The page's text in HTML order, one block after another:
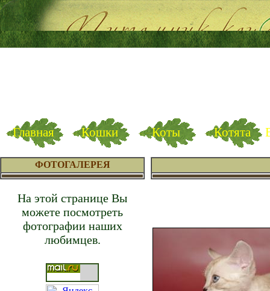
Главная Кошки Коты Котята
ФОТОГАЛЕРЕЯ
На этой странице Вы
можете посмотреть
фотографии наших
любимцев.